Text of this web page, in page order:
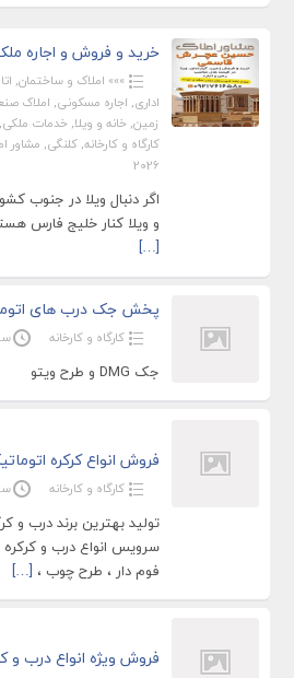
خرید و فروش و اجاره
»»» املاک و ساختمان,
اداری, اجاره مسکونی, املاک
زمین, خانه و ویلا, خدمات ملکی,
کارگاه و کارخانه, کلنگی, مشاور
2026
اگر دنبال ویلا در جنوب
و ویلا کنار خلیج فارس
[…]
پخش جک درب های
کارگاه و کارخانه
جک DMG و طرح ویتو
فروش انواع کرکره
کارگاه و کارخانه
تولید بهترین برند درب و
سرویس انواع درب و کرکره
فوم دار ، طرح چوب ، […]
فروش ویژه انواع درب و